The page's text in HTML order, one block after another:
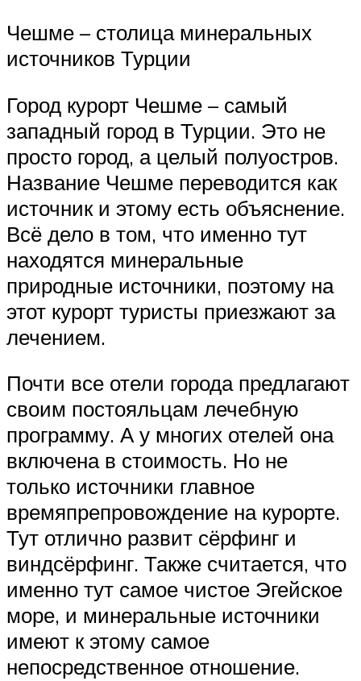
Чешме – столица минеральных
источников Турции
Город курорт Чешме – самый
западный город в Турции. Это не
просто город, а целый полуостров.
Название Чешме переводится как
источник и этому есть объяснение.
Всё дело в том, что именно тут
находятся минеральные
природные источники, поэтому на
этот курорт туристы приезжают за
лечением.
Почти все отели города предлагают
своим постояльцам лечебную
программу. А у многих отелей она
включена в стоимость. Но не
только источники главное
времяпрепровождение на курорте.
Тут отлично развит сёрфинг и
виндсёрфинг. Также считается, что
именно тут самое чистое Эгейское
море, и минеральные источники
имеют к этому самое
непосредственное отношение.